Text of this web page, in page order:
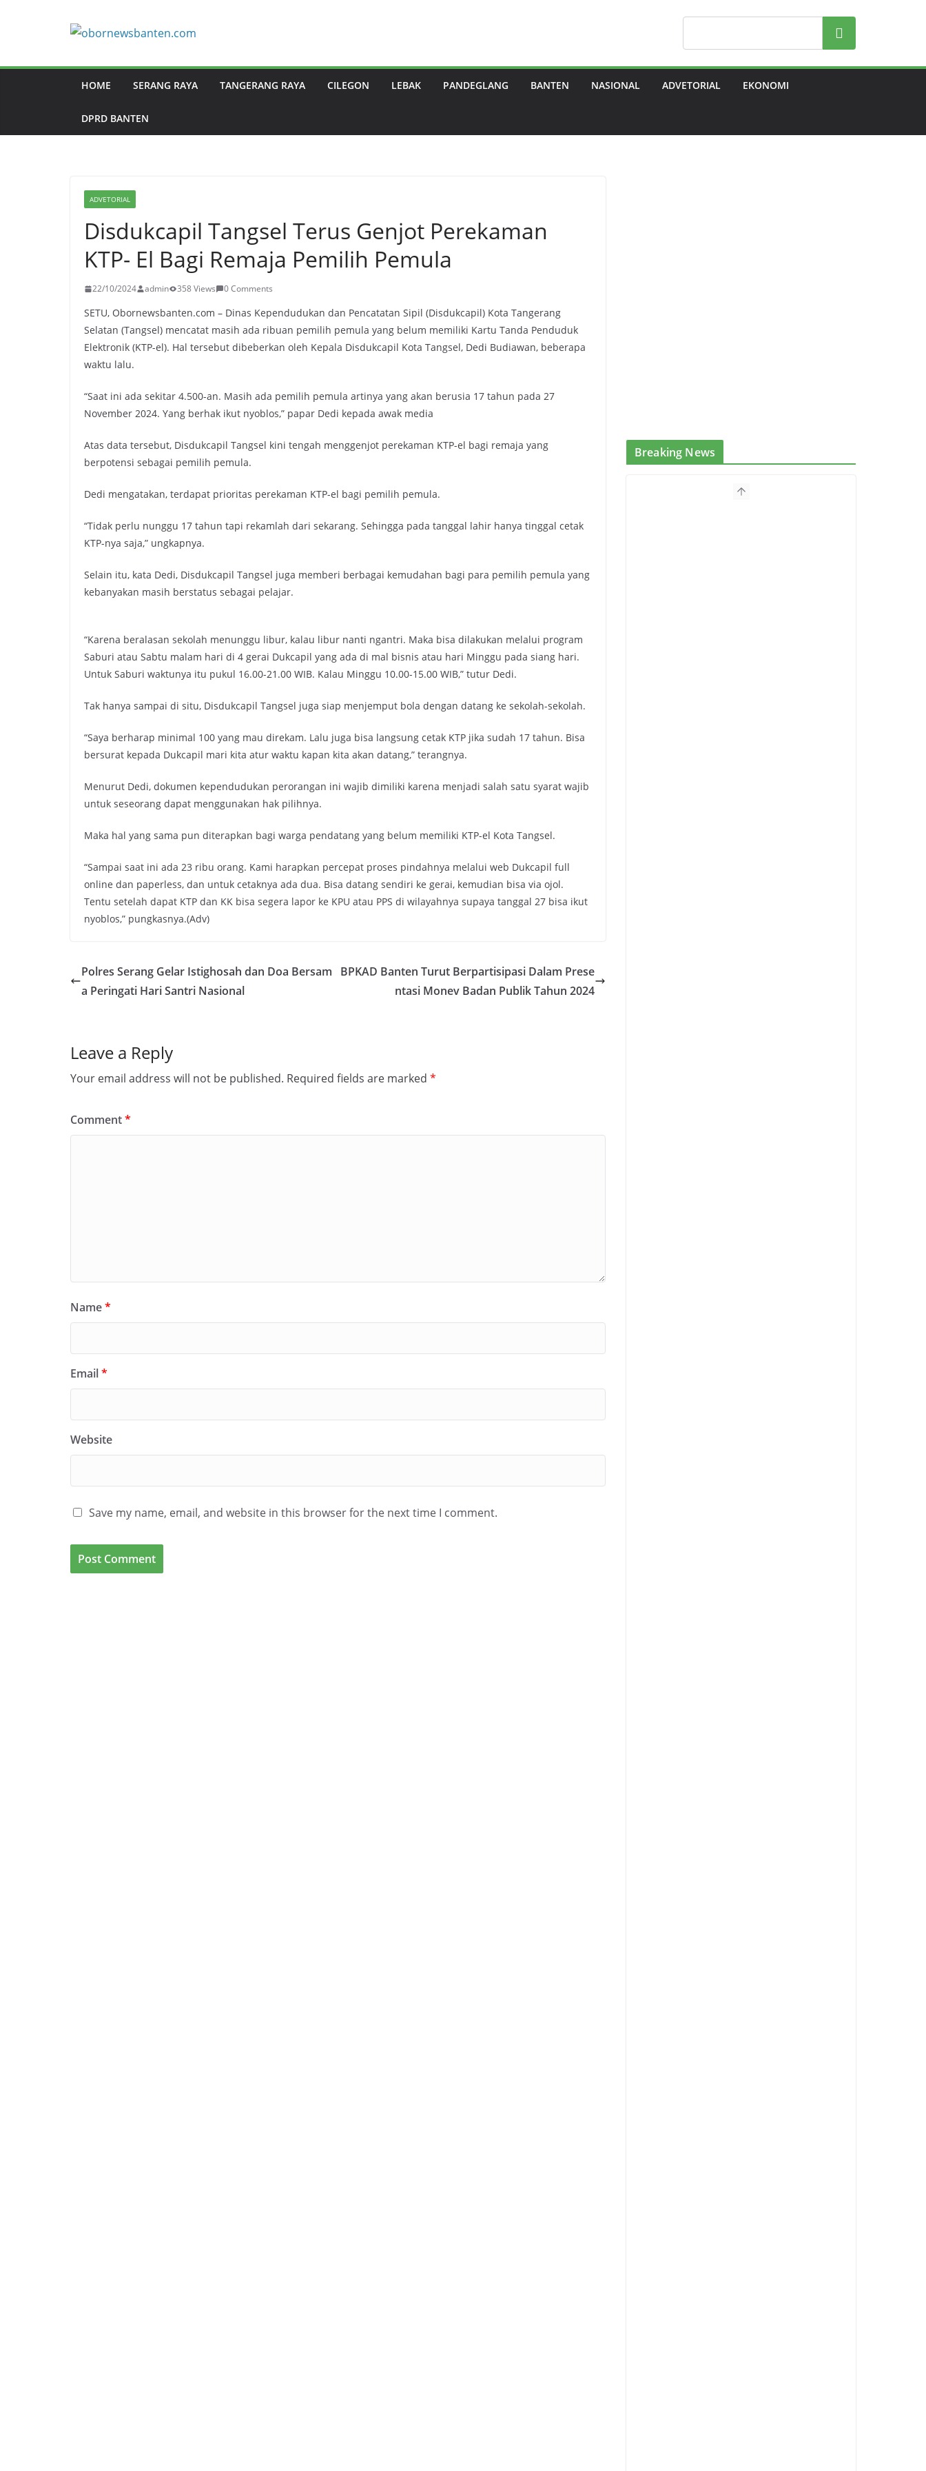
Search
HOME SERANG RAYA TANGERANG RAYA CILEGON LEBAK PANDEGLANG BANTEN NASIONAL ADVETORIAL EKONOMI
DPRD BANTEN
ADVETORIAL
Disdukcapil Tangsel Terus Genjot Perekaman
KTP- El Bagi Remaja Pemilih Pemula
22/10/2024 admin 358 Views 0 Comments
SETU, Obornewsbanten.com – Dinas Kependudukan dan Pencatatan Sipil (Disdukcapil) Kota Tangerang
Selatan (Tangsel) mencatat masih ada ribuan pemilih pemula yang belum memiliki Kartu Tanda Penduduk
Elektronik (KTP-el). Hal tersebut dibeberkan oleh Kepala Disdukcapil Kota Tangsel, Dedi Budiawan, beberapa
waktu lalu.
“Saat ini ada sekitar 4.500-an. Masih ada pemilih pemula artinya yang akan berusia 17 tahun pada 27
November 2024. Yang berhak ikut nyoblos,” papar Dedi kepada awak media
Atas data tersebut, Disdukcapil Tangsel kini tengah menggenjot perekaman KTP-el bagi remaja yang
berpotensi sebagai pemilih pemula.
Dedi mengatakan, terdapat prioritas perekaman KTP-el bagi pemilih pemula.
“Tidak perlu nunggu 17 tahun tapi rekamlah dari sekarang. Sehingga pada tanggal lahir hanya tinggal cetak
KTP-nya saja,” ungkapnya.
Selain itu, kata Dedi, Disdukcapil Tangsel juga memberi berbagai kemudahan bagi para pemilih pemula yang
kebanyakan masih berstatus sebagai pelajar.
“Karena beralasan sekolah menunggu libur, kalau libur nanti ngantri. Maka bisa dilakukan melalui program
Saburi atau Sabtu malam hari di 4 gerai Dukcapil yang ada di mal bisnis atau hari Minggu pada siang hari.
Untuk Saburi waktunya itu pukul 16.00-21.00 WIB. Kalau Minggu 10.00-15.00 WIB,” tutur Dedi.
Tak hanya sampai di situ, Disdukcapil Tangsel juga siap menjemput bola dengan datang ke sekolah-sekolah.
“Saya berharap minimal 100 yang mau direkam. Lalu juga bisa langsung cetak KTP jika sudah 17 tahun. Bisa
bersurat kepada Dukcapil mari kita atur waktu kapan kita akan datang,” terangnya.
Menurut Dedi, dokumen kependudukan perorangan ini wajib dimiliki karena menjadi salah satu syarat wajib
untuk seseorang dapat menggunakan hak pilihnya.
Maka hal yang sama pun diterapkan bagi warga pendatang yang belum memiliki KTP-el Kota Tangsel.
“Sampai saat ini ada 23 ribu orang. Kami harapkan percepat proses pindahnya melalui web Dukcapil full
online dan paperless, dan untuk cetaknya ada dua. Bisa datang sendiri ke gerai, kemudian bisa via ojol.
Tentu setelah dapat KTP dan KK bisa segera lapor ke KPU atau PPS di wilayahnya supaya tanggal 27 bisa ikut
nyoblos,” pungkasnya.(Adv)
Polres Serang Gelar Istighosah dan Doa Bersam
a Peringati Hari Santri Nasional
BPKAD Banten Turut Berpartisipasi Dalam Prese
ntasi Monev Badan Publik Tahun 2024
Leave a Reply
Your email address will not be published. Required fields are marked *
Comment*
Name*
Email*
Website
Save my name, email, and website in this browser for the next time I comment.
Breaking News